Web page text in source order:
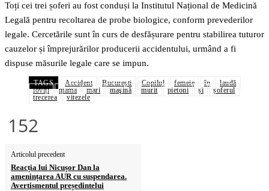
Toți cei trei șoferi au fost conduși la Institutul Național de Medicină
Legală pentru recoltarea de probe biologice, conform prevederilor
legale. Cercetările sunt în curs de desfășurare pentru stabilirea tuturor
cauzelor și împrejurărilor producerii accidentului, urmând a fi
dispuse măsurile legale care se impun.
TAGS Accident București Copilul femeie în
laudă
loviți
mama mari maşină murit pietoni și
șoferul
trecerea
vitezele
152
Articolul precedent
Reacția lui Nicușor Dan la
amenințarea AUR cu suspendarea.
Avertismentul președintelui